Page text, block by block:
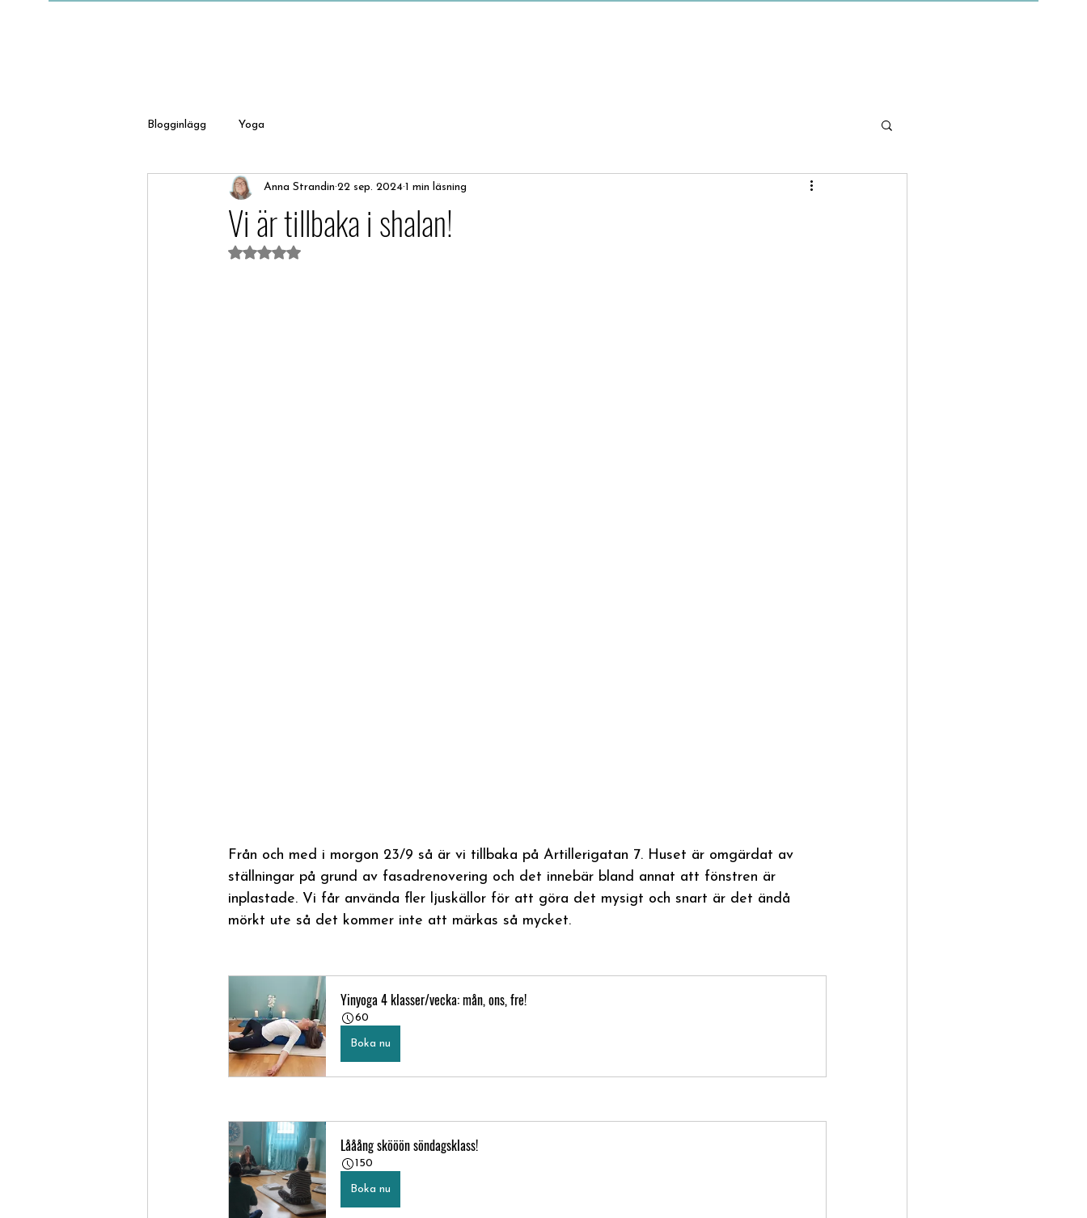
Blogginlägg Yoga
Vi är tillbaka i shalan!
Anna Strandin 22 sep. 2024 1 min läsning
Betygsatt till NaN av 5 stjärnor.
Från och med i morgon 23/9 så är vi tillbaka på Artillerigatan 7. Huset är omgärdat av
ställningar på grund av fasadrenovering och det innebär bland annat att fönstren är
inplastade. Vi får använda fler ljuskällor för att göra det mysigt och snart är det ändå
mörkt ute så det kommer inte att märkas så mycket.
Yinyoga 4 klasser/vecka: mån, ons, fre!
60
Boka nu
Lååång skööön söndagsklass!
150
Boka nu